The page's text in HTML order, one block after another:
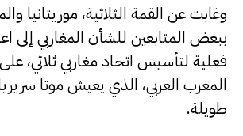
وغابت عن القمة الثلاثية، موريتانيا
ببعض المتابعين للشأن المغاربي إلى
فعلية لتأسيس اتحاد مغاربي ثلاثي،
المغرب العربي، الذي يعيش موتا
طويلة.